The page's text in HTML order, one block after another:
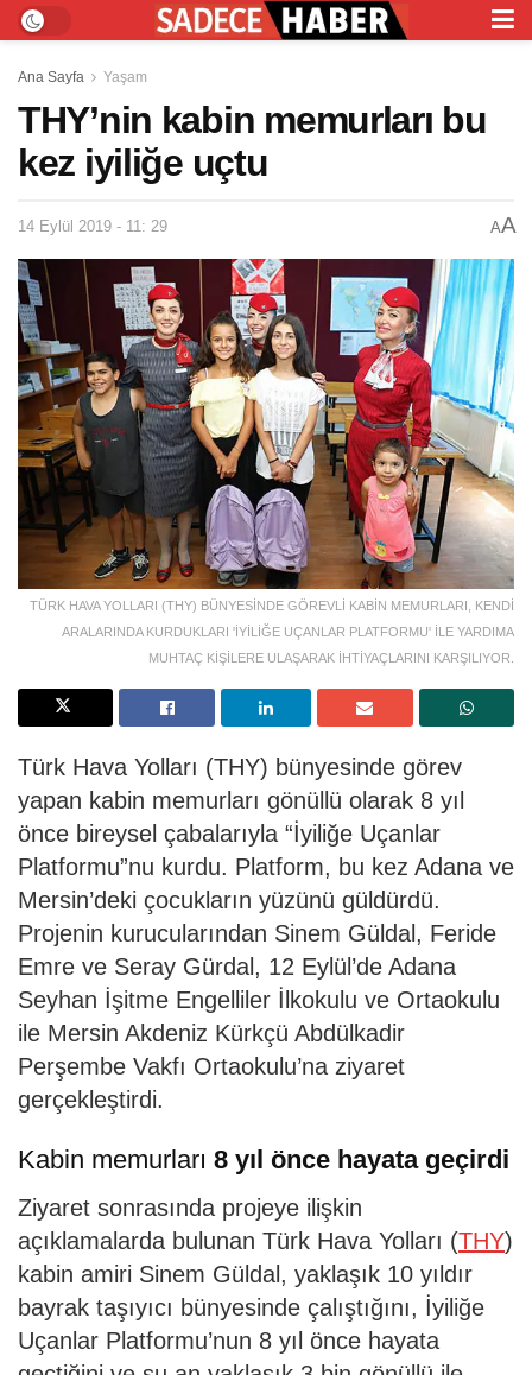
Ana Sayfa Yaşam
THY’nin kabin memurları bu
kez iyiliğe uçtu
14 Eylül 2019 - 11: 29 AA
TÜRK HAVA YOLLARI (THY) BÜNYESİNDE GÖREVLİ KABİN MEMURLARI, KENDİ
ARALARINDA KURDUKLARI 'İYİLİĞE UÇANLAR PLATFORMU' İLE YARDIMA
MUHTAÇ KİŞİLERE ULAŞARAK İHTİYAÇLARINI KARŞILIYOR.
Türk Hava Yolları (THY) bünyesinde görev
yapan kabin memurları gönüllü olarak 8 yıl
önce bireysel çabalarıyla “İyiliğe Uçanlar
Platformu”nu kurdu. Platform, bu kez Adana ve
Mersin’deki çocukların yüzünü güldürdü.
Projenin kurucularından Sinem Güldal, Feride
Emre ve Seray Gürdal, 12 Eylül’de Adana
Seyhan İşitme Engelliler İlkokulu ve Ortaokulu
ile Mersin Akdeniz Kürkçü Abdülkadir
Perşembe Vakfı Ortaokulu’na ziyaret
gerçekleştirdi.
Kabin memurları 8 yıl önce hayata geçirdi
Ziyaret sonrasında projeye ilişkin
açıklamalarda bulunan Türk Hava Yolları (THY)
kabin amiri Sinem Güldal, yaklaşık 10 yıldır
bayrak taşıyıcı bünyesinde çalıştığını, İyiliğe
Uçanlar Platformu’nun 8 yıl önce hayata